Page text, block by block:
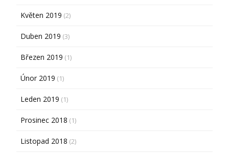
Květen 2019 (2)
Duben 2019 (3)
Březen 2019 (1)
Únor 2019 (1)
Leden 2019 (1)
Prosinec 2018 (1)
Listopad 2018 (2)